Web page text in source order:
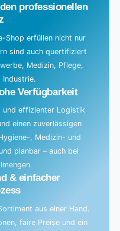
professionellen
Shop erfüllen nicht nur
sind auch quertifiziert
Medizin, Pflege,
Industrie.
Verfügbarkeit
und effizienter Logistik
einen zuverlässigen
, Medizin- und
planbar – auch bei
& einfacher
aus einer Hand.
faire Preise und ein